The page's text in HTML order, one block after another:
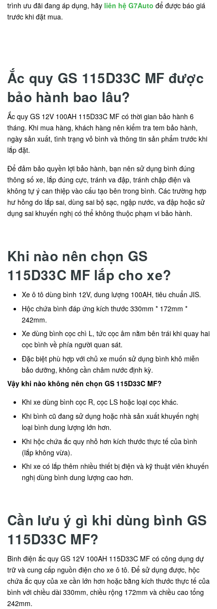
trình ưu đãi đang áp dụng, hãy liên hệ G7Auto để được báo giá
trước khi đặt mua.
Ắc quy GS 115D33C MF được
bảo hành bao lâu?
Ắc quy GS 12V 100AH 115D33C MF có thời gian bảo hành 6
tháng. Khi mua hàng, khách hàng nên kiểm tra tem bảo hành,
ngày sản xuất, tình trạng vỏ bình và thông tin sản phẩm trước khi
lắp đặt.
Để đảm bảo quyền lợi bảo hành, bạn nên sử dụng bình đúng
thông số xe, lắp đúng cực, tránh va đập, tránh chập điện và
không tự ý can thiệp vào cấu tạo bên trong bình. Các trường hợp
hư hỏng do lắp sai, dùng sai bộ sạc, ngập nước, va đập hoặc sử
dụng sai khuyến nghị có thể không thuộc phạm vi bảo hành.
Khi nào nên chọn GS
115D33C MF lắp cho xe?
Xe ô tô dùng bình 12V, dung lượng 100AH, tiêu chuẩn JIS.
Hộc chứa bình đáp ứng kích thước 330mm * 172mm *
242mm.
Xe dùng bình cọc chì L, tức cọc âm nằm bên trái khi quay hai
cọc bình về phía người quan sát.
Đặc biệt phù hợp với chủ xe muốn sử dụng bình khô miễn
bảo dưỡng, không cần châm nước định kỳ.
Vậy khi nào không nên chọn GS 115D33C MF?
Khi xe dùng bình cọc R, cọc LS hoặc loại cọc khác.
Khi bình cũ đang sử dụng hoặc nhà sản xuất khuyến nghị
loại bình dung lượng lớn hơn.
Khi hộc chứa ắc quy nhỏ hơn kích thước thực tế của bình
(lắp không vừa).
Khi xe có lắp thêm nhiều thiết bị điện và kỹ thuật viên khuyến
nghị dùng bình dung lượng cao hơn.
Cần lưu ý gì khi dùng bình GS
115D33C MF?
Bình điện ắc quy GS 12V 100AH 115D33C MF có công dụng dự
trữ và cung cấp nguồn điện cho xe ô tô. Để sử dụng được, hộc
chứa ắc quy của xe cần lớn hơn hoặc bằng kích thước thực tế của
bình với chiều dài 330mm, chiều rộng 172mm và chiều cao tổng
242mm.